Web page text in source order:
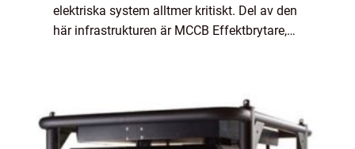
elektriska system alltmer kritiskt. Del av den
här infrastrukturen är MCCB Effektbrytare,